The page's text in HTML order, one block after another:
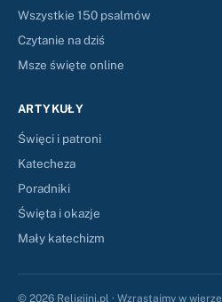
Wszystkie 150 psalmów
Czytanie na dziś
Msze święte online
ARTYKUŁY
Święci i patroni
Katecheza
Poradniki
Święta i okazje
Mały katechizm
© 2026 Religijni.pl · Wzrastajmy w wierze